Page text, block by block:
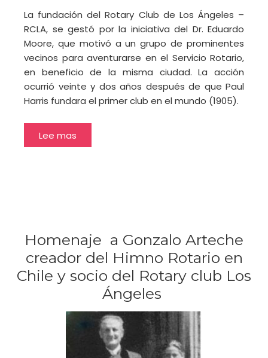
La fundación del Rotary Club de Los Ángeles –
RCLA, se gestó por la iniciativa del Dr. Eduardo
Moore, que motivó a un grupo de prominentes
vecinos para aventurarse en el Servicio Rotario,
en beneficio de la misma ciudad.La acción
ocurrió veinte y dos años después de que Paul
Harris fundara el primer club en el mundo (1905).
Lee mas
Homenaje a Gonzalo Arteche
creador del Himno Rotario en
Chile y socio del Rotary club Los
Ángeles